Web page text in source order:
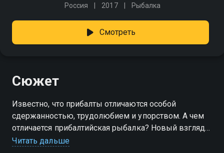
Россия 2017 Рыбалка
Смотреть
Сюжет
Известно, что прибалты отличаются особой
сдержанностью, трудолюбием и упорством. А чем
отличается прибалтийская рыбалка? Новый взгляд
на популярное увлечение от латвийских
Читать дальше